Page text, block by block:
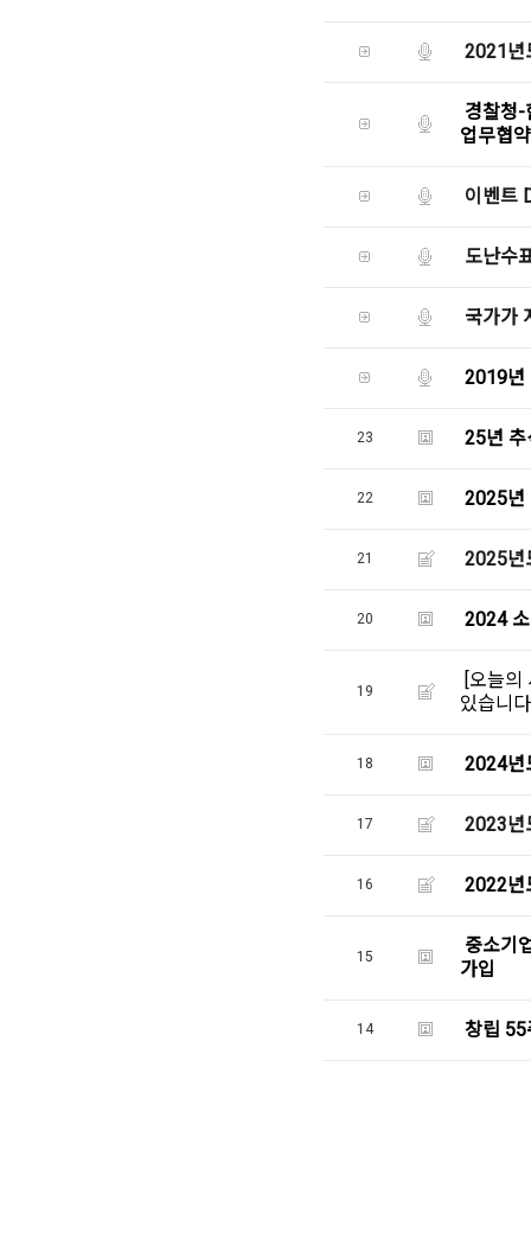
2021년
경찰청-
업무협약
이벤트
도난수
국가가
2019년
23 25년 추
22 2025년
21 2025년
20 2024
19
[오늘의
있습니
18 2024년
17 2023년
16 2022년
15
중소기
가입
14 창립